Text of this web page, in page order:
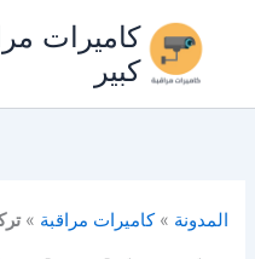
المحتوى
كاميرات
كبير
المدونة »كاميرات مراقبة »